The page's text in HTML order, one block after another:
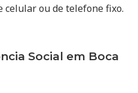
ou de telefone fixo.
Social em Boca